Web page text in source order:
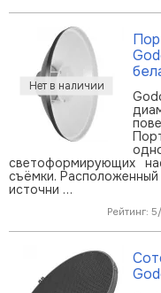
светоформирующих
съёмки.
источни …
Рейтинг: